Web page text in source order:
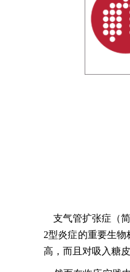
支气管扩张症（简
2型炎症的重要生
高，而且对吸入糖